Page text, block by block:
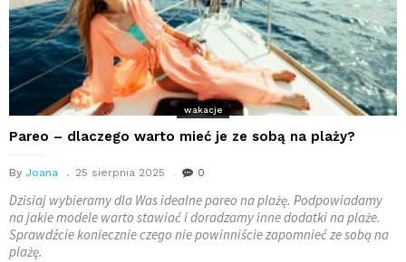
wakacje
Pareo – dlaczego warto mieć je ze sobą na plaży?
By Joana 25 sierpnia 2025 0
Dzisiaj wybieramy dla Was idealne pareo na plażę. Podpowiadamy
na jakie modele warto stawiać i doradzamy inne dodatki na plaże.
Sprawdźcie koniecznie czego nie powinniście zapomnieć ze sobą na
plażę.